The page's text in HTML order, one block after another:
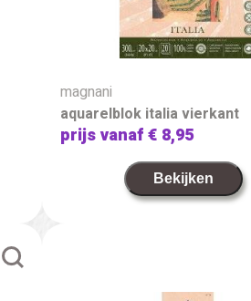
magnani
aquarelblok italia vierkant
prijs vanaf€ 8,95
Bekijken